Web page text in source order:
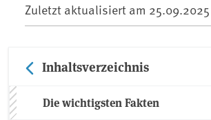
Zuletzt aktualisiert am 25.09.2025
Inhaltsverzeichnis
Die wichtigsten Fakten